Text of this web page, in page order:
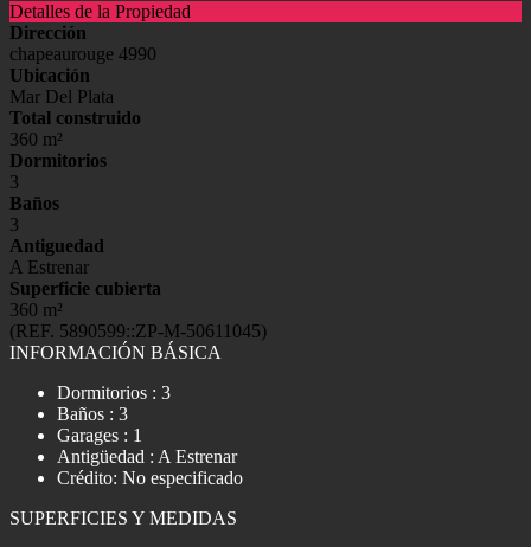
Detalles de la Propiedad
Dirección
chapeaurouge 4990
Ubicación
Mar Del Plata
Total construido
360 m²
Dormitorios
3
Baños
3
Antiguedad
A Estrenar
Superficie cubierta
360 m²
(REF. 5890599::ZP-M-50611045)
INFORMACIÓN BÁSICA
Dormitorios : 3
Baños : 3
Garages : 1
Antigüedad : A Estrenar
Crédito: No especificado
SUPERFICIES Y MEDIDAS